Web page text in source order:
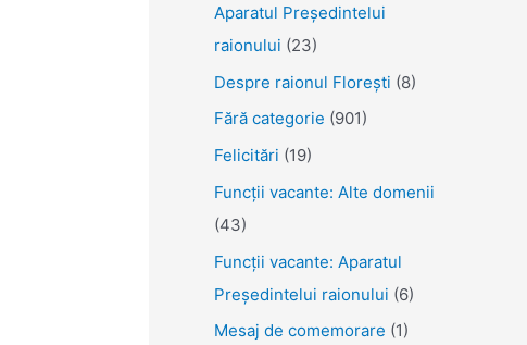
Aparatul Preşedintelui
raionului (23)
Despre raionul Floreşti (8)
Fără categorie (901)
Felicitări (19)
Funcţii vacante: Alte domenii
(43)
Funcții vacante: Aparatul
Președintelui raionului (6)
Mesaj de comemorare (1)